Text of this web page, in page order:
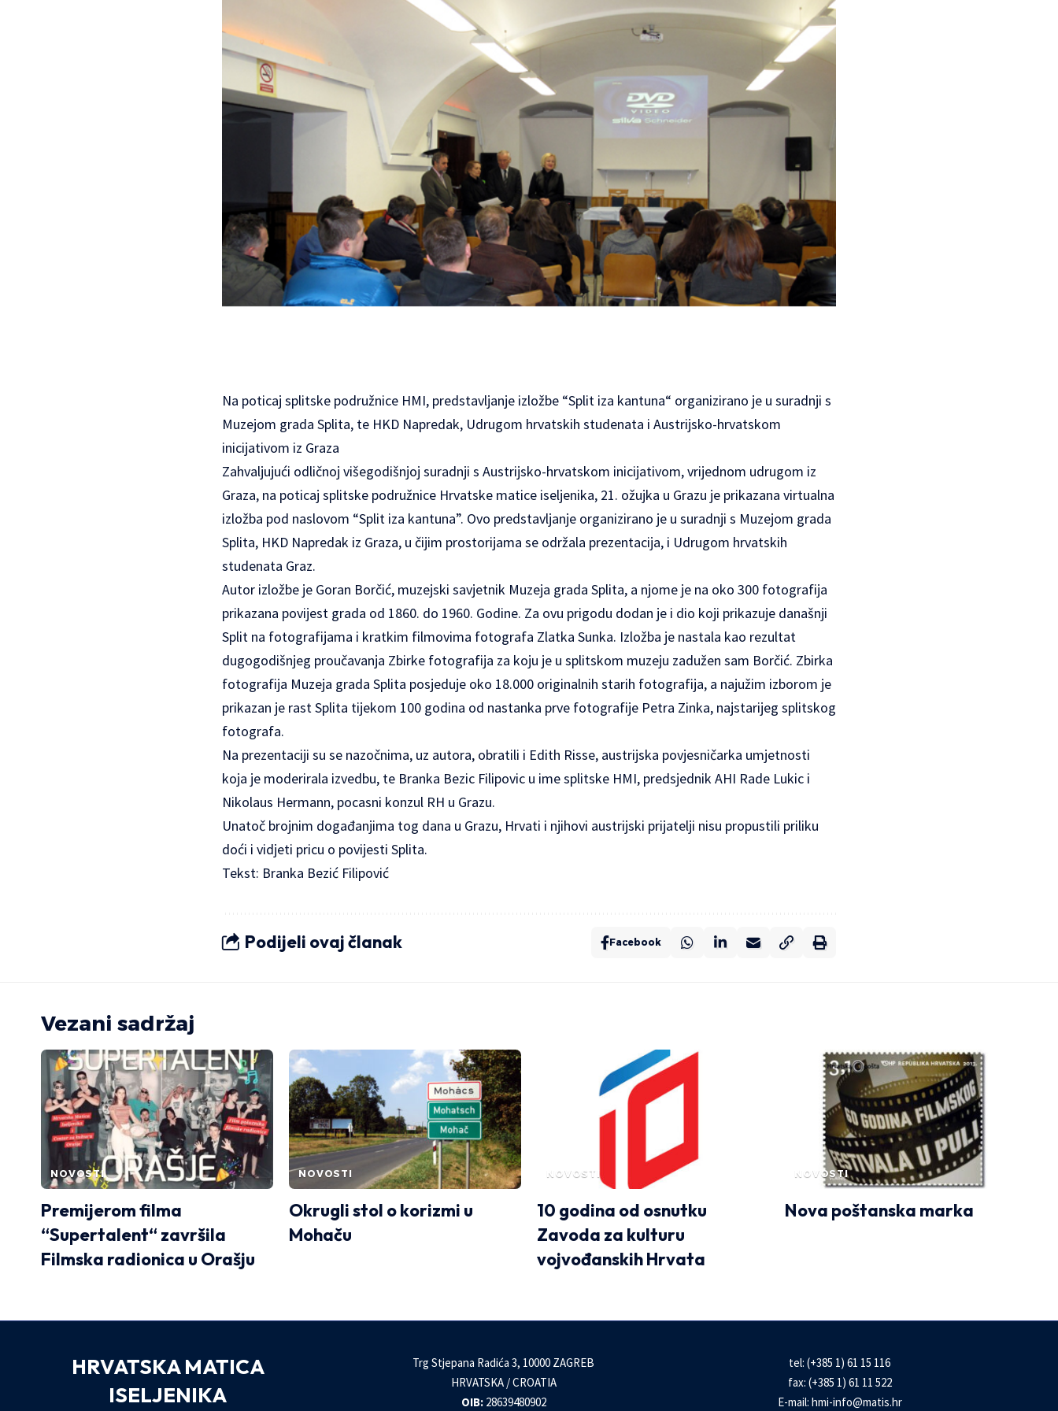
Na poticaj splitske podružnice HMI, predstavljanje izložbe “Split iza kantuna“ organizirano je u suradnji s
Muzejom grada Splita, te HKD Napredak, Udrugom hrvatskih studenata i Austrijsko-hrvatskom
inicijativom iz Graza
Zahvaljujući odličnoj višegodišnjoj suradnji s Austrijsko-hrvatskom inicijativom, vrijednom udrugom iz
Graza, na poticaj splitske podružnice Hrvatske matice iseljenika, 21. ožujka u Grazu je prikazana virtualna
izložba pod naslovom “Split iza kantuna”. Ovo predstavljanje organizirano je u suradnji s Muzejom grada
Splita, HKD Napredak iz Graza, u čijim prostorijama se održala prezentacija, i Udrugom hrvatskih
studenata Graz.
Autor izložbe je Goran Borčić, muzejski savjetnik Muzeja grada Splita, a njome je na oko 300 fotografija
prikazana povijest grada od 1860. do 1960. Godine. Za ovu prigodu dodan je i dio koji prikazuje današnji
Split na fotografijama i kratkim filmovima fotografa Zlatka Sunka. Izložba je nastala kao rezultat
dugogodišnjeg proučavanja Zbirke fotografija za koju je u splitskom muzeju zadužen sam Borčić. Zbirka
fotografija Muzeja grada Splita posjeduje oko 18.000 originalnih starih fotografija, a najužim izborom je
prikazan je rast Splita tijekom 100 godina od nastanka prve fotografije Petra Zinka, najstarijeg splitskog
fotografa.
Na prezentaciji su se nazočnima, uz autora, obratili i Edith Risse, austrijska povjesničarka umjetnosti
koja je moderirala izvedbu, te Branka Bezic Filipovic u ime splitske HMI, predsjednik AHI Rade Lukic i
Nikolaus Hermann, pocasni konzul RH u Grazu.
Unatoč brojnim događanjima tog dana u Grazu, Hrvati i njihovi austrijski prijatelji nisu propustili priliku
doći i vidjeti pricu o povijesti Splita.
Tekst: Branka Bezić Filipović
Podijeli ovaj članak Facebook
Vezani sadržaj
NOVOSTI
Premijerom filma
“Supertalent“ završila
Filmska radionica u Orašju
NOVOSTI
Okrugli stol o korizmi u
Mohaču
NOVOSTI
10 godina od osnutku
Zavoda za kulturu
vojvođanskih Hrvata
NOVOSTI
Nova poštanska marka
HRVATSKA MATICA
ISELJENIKA
Trg Stjepana Radića 3, 10000 ZAGREB
HRVATSKA / CROATIA
OIB:28639480902
tel: (+385 1) 61 15 116
fax: (+385 1) 61 11 522
E-mail: hmi-info@matis.hr